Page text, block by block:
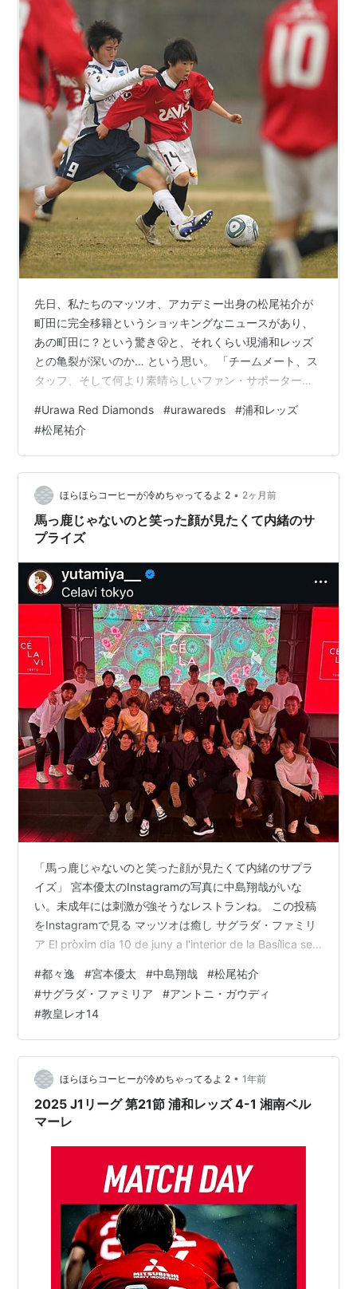
先日、私たちのマッツオ、アカデミー出身の松尾祐介が
町田に完全移籍というショッキングなニュースがあり、
あの町田に？という驚き🫢と、それくらい現浦和レッズ
との亀裂が深いのか… という思い。 「チームメート、ス
タッフ、そして何より素晴らしいファン・サポーターの
い出を作ることができました。苦しい時間も共にしまし
たが、僕のプレーは心からファン・サポーターのみなさ
んに捧げたものだったと約束できます。みなさんのサポ
ートは決して忘れません。クラブの今後の成功を心から
願っています」 このコメントがそれを伝えていました。
マッツオにはありがとう、ごめんね、という思い…
#Urawa Red Diamonds #urawareds #浦和レッズ
#松尾祐介
ほらほらコーヒーが冷めちゃってるよ 2 • 2ヶ月前
馬っ鹿じゃないのと笑った顔が見たくて内緒のサ
プライズ
「馬っ鹿じゃないのと笑った顔が見たくて内緒のサプラ
イズ」 宮本優太のInstagramの写真に中島翔哉がいな
い。未成年には刺激が強そうなレストランね。 この投稿
をInstagramで見る マッツオは癒し サグラダ・ファミリ
ア El pròxim dia 10 de juny a l'interior de la Basílica se
la mort d’Antoni Gaudí, oficialitzada pel Papa Lleó XIV i
concelebrada pels C…
#都々逸 #宮本優太 #中島翔哉 #松尾祐介
#サグラダ・ファミリア #アントニ・ガウディ
#教皇レオ14
ほらほらコーヒーが冷めちゃってるよ 2 • 1年前
2025 J1リーグ 第21節 浦和レッズ 4-1 湘南ベル
マーレ